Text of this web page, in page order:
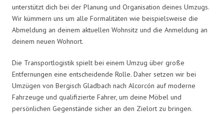
unterstützt dich bei der Planung und Organisation deines Umzugs.
Wir kümmern uns um alle Formalitäten wie beispielsweise die
Abmeldung an deinem aktuellen Wohnsitz und die Anmeldung an
deinem neuen Wohnort.
Die Transportlogistik spielt bei einem Umzug über große
Entfernungen eine entscheidende Rolle. Daher setzen wir bei
Umzügen von Bergisch Gladbach nach Alcorcón auf moderne
Fahrzeuge und qualifizierte Fahrer, um deine Möbel und
persönlichen Gegenstände sicher an den Zielort zu bringen.